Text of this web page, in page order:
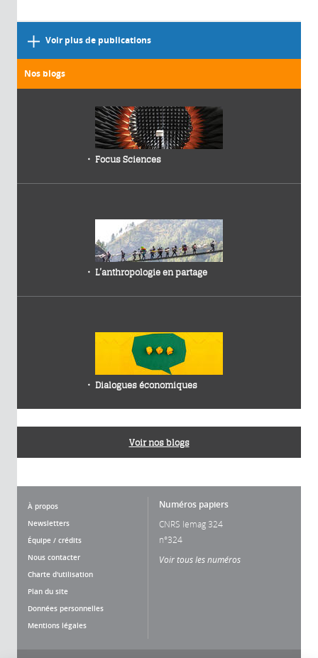
Voir plus de publications
Nos blogs
Focus Sciences
L’anthropologie en partage
Dialogues économiques
Voir nos blogs
À propos
Newsletters
Équipe / crédits
Nous contacter
Charte d'utilisation
Plan du site
Données personnelles
Mentions légales
Numéros papiers
CNRS lemag 324
n°324
Voir tous les numéros